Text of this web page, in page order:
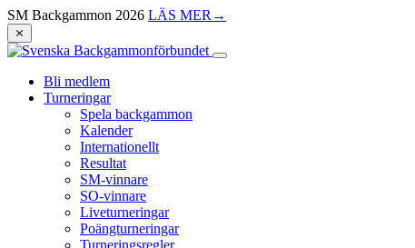
SM Backgammon 2026 LÄS MER →
⨯
Bli medlem
Turneringar
Spela backgammon
Kalender
Internationellt
Resultat
SM-vinnare
SO-vinnare
Liveturneringar
Poängturneringar
Turneringsregler